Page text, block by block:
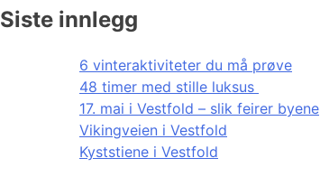
Siste innlegg
6 vinteraktiviteter du må prøve
48 timer med stille luksus
17. mai i Vestfold – slik feirer byene
Vikingveien i Vestfold
Kyststiene i Vestfold